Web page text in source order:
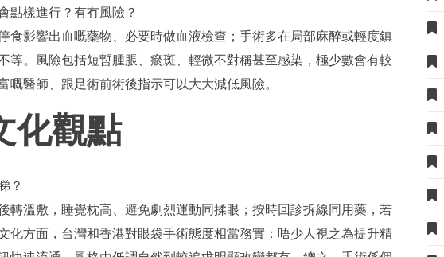
點樣進行？有冇風險？
食影響出血嘅藥物、必要時做血液檢查；手術多在局部麻醉或輕度鎮
等。風險包括短暫腫脹、瘀斑、輕微不對稱甚至感染，極少數會有較
醫師、跟足術前術後指示可以大大減低風險。
化觀點
？
轉溫敷，睡覺枕高、避免劇烈運動同揉眼；按時回診拆線同用藥，若
化方面，台灣和香港對眼袋手術態度相當務實：唔少人視之為提升精